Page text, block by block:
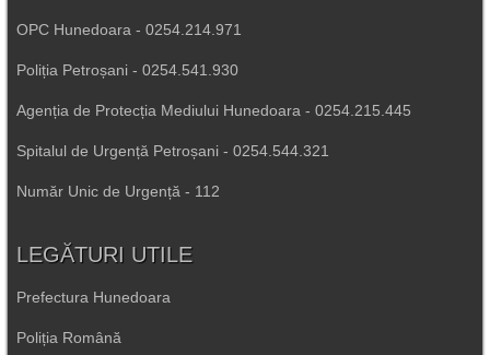
OPC Hunedoara - 0254.214.971
Poliția Petroșani - 0254.541.930
Agenția de Protecția Mediului Hunedoara - 0254.215.445
Spitalul de Urgență Petroșani - 0254.544.321
Număr Unic de Urgență - 112
LEGĂTURI UTILE
Prefectura Hunedoara
Poliția Română